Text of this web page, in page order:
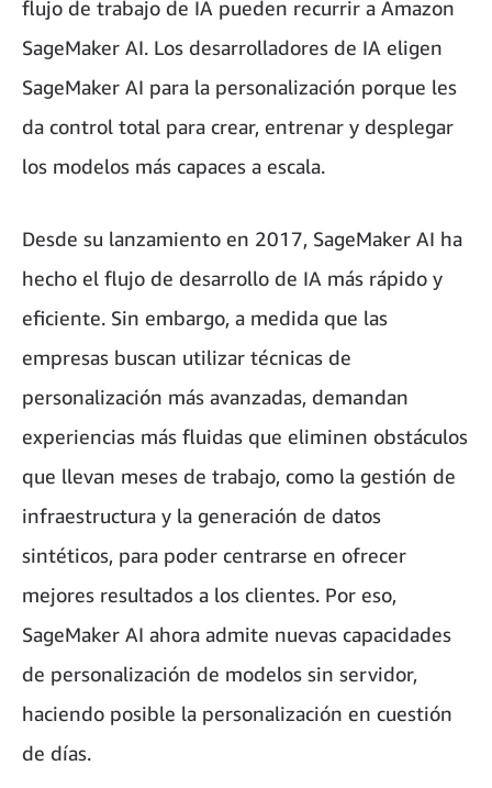
flujo de trabajo de IA pueden recurrir a Amazon
SageMaker AI. Los desarrolladores de IA eligen
SageMaker AI para la personalización porque les
da control total para crear, entrenar y desplegar
los modelos más capaces a escala.
Desde su lanzamiento en 2017, SageMaker AI ha
hecho el flujo de desarrollo de IA más rápido y
eficiente. Sin embargo, a medida que las
empresas buscan utilizar técnicas de
personalización más avanzadas, demandan
experiencias más fluidas que eliminen obstáculos
que llevan meses de trabajo, como la gestión de
infraestructura y la generación de datos
sintéticos, para poder centrarse en ofrecer
mejores resultados a los clientes. Por eso,
SageMaker AI ahora admite nuevas capacidades
de personalización de modelos sin servidor,
haciendo posible la personalización en cuestión
de días.